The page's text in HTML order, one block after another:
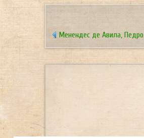
Менендес де Авила, Педро